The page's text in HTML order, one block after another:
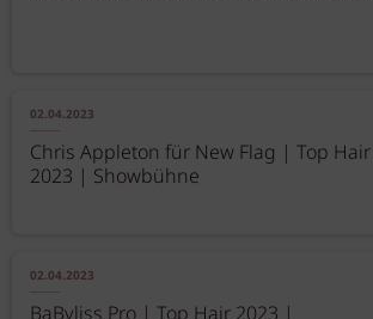
02.04.2023
Chris Appleton für New Flag | Top Hair
2023 | Showbühne
02.04.2023